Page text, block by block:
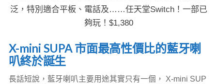
泛，特別適合平板、電話及……任天堂Switch！一部已
夠玩！$1,380
X-mini SUPA 市面最高性價比的藍牙喇
叭終於誕生
長話短說，藍牙喇叭主要用途其實只有一個， X-mini SUP